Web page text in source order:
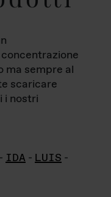
ma sempre al
scaricare
i nostri
- IDA - LUIS -